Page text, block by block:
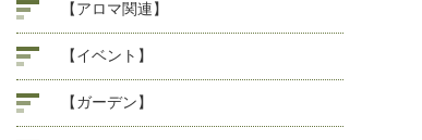
【アロマ関連】
【イベント】
【ガーデン】